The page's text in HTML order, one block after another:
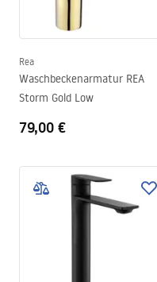
Rea
Waschbeckenarmatur REA
Storm Gold Low
79,00 €